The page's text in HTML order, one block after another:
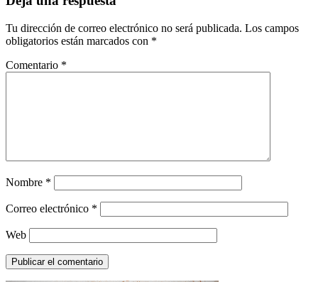
Tu dirección de correo electrónico no será publicada. Los campos
obligatorios están marcados con *
Comentario *
Nombre *
Correo electrónico *
Web